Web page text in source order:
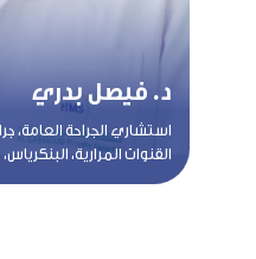
د. فيصل بدري
استشاري الجراحة العامة،
القنوات المرارية،